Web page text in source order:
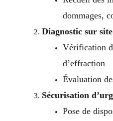
dommages,
Diagnostic sur site
Vérification
d’effraction
Évaluation
Sécurisation
Pose de